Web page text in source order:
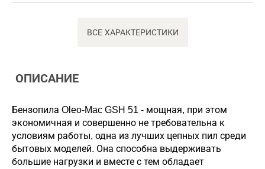
ВСЕ ХАРАКТЕРИСТИКИ
ОПИСАНИЕ
Бензопила Oleo-Mac GSH 51 - мощная, при этом
экономичная и совершенно не требовательна к
условиям работы, одна из лучших цепных пил среди
бытовых моделей. Она способна выдерживать
большие нагрузки и вместе с тем обладает